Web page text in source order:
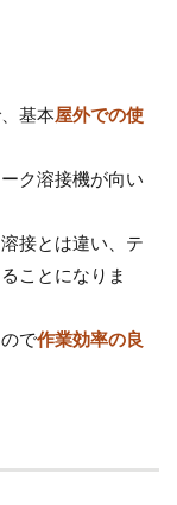
基本屋外での使
ク溶接機が向い
接とは違い、テ
ことになりま
で作業効率の良